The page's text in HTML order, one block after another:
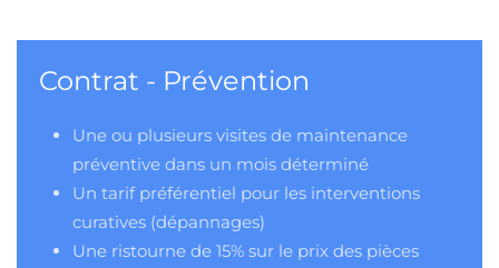
Contrat - Prévention
Une ou plusieurs visites de maintenance
préventive dans un mois déterminé
Un tarif préférentiel pour les interventions
curatives (dépannages)
Une ristourne de 15% sur le prix des pièces